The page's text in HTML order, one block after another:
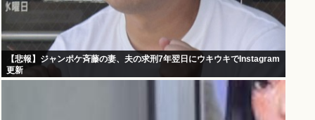
【悲報】ジャンポケ斉藤の妻、夫の求刑7年翌日にウキウキでInstagram
更新